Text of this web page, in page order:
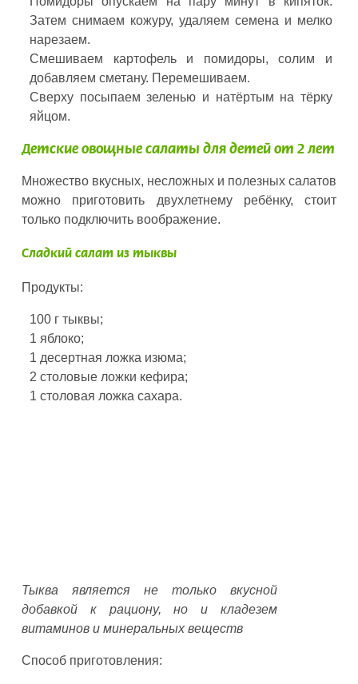
Затем снимаем кожуру, удаляем семена и мелко
нарезаем.
Смешиваем картофель и помидоры, солим и
добавляем сметану. Перемешиваем.
Сверху посыпаем зеленью и натёртым на тёрку
яйцом.
Детские овощные салаты для детей от 2 лет
Множество вкусных, несложных и полезных салатов
можно приготовить двухлетнему ребёнку, стоит
только подключить воображение.
Сладкий салат из тыквы
Продукты:
100 г тыквы;
1 яблоко;
1 десертная ложка изюма;
2 столовые ложки кефира;
1 столовая ложка сахара.
Тыква является не только вкусной
добавкой к рациону, но и кладезем
витаминов и минеральных веществ
Способ приготовления: